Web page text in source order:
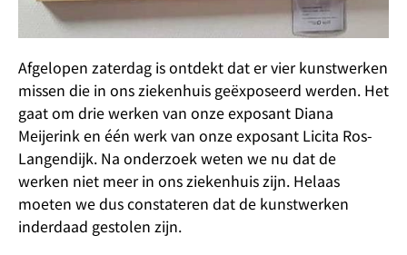
Afgelopen zaterdag is ontdekt dat er vier kunstwerken
missen die in ons ziekenhuis geëxposeerd werden. Het
gaat om drie werken van onze exposant Diana
Meijerink en één werk van onze exposant Licita Ros-
Langendijk. Na onderzoek weten we nu dat de
werken niet meer in ons ziekenhuis zijn. Helaas
moeten we dus constateren dat de kunstwerken
inderdaad gestolen zijn.